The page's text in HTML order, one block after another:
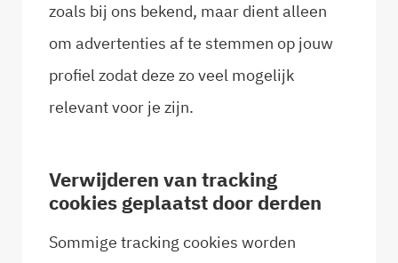
zoals bij ons bekend, maar dient alleen
om advertenties af te stemmen op jouw
profiel zodat deze zo veel mogelijk
relevant voor je zijn.
Verwijderen van tracking
cookies geplaatst door derden
Sommige tracking cookies worden